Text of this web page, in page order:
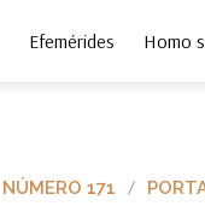
Efemérides Homo
NÚMERO 171